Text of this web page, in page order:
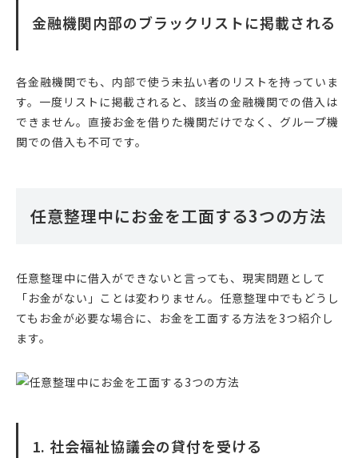
金融機関内部のブラックリストに掲載される
各金融機関でも、内部で使う未払い者のリストを持っていま
す。一度リストに掲載されると、該当の金融機関での借入は
できません。直接お金を借りた機関だけでなく、グループ機
関での借入も不可です。
任意整理中にお金を工面する3つの方法
任意整理中に借入ができないと言っても、現実問題として
「お金がない」ことは変わりません。任意整理中でもどうし
てもお金が必要な場合に、お金を工面する方法を3つ紹介し
ます。
1. 社会福祉協議会の貸付を受ける